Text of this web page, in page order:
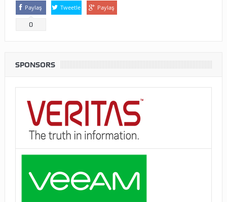
Paylaş
0
Tweetle Paylaş
SPONSORS